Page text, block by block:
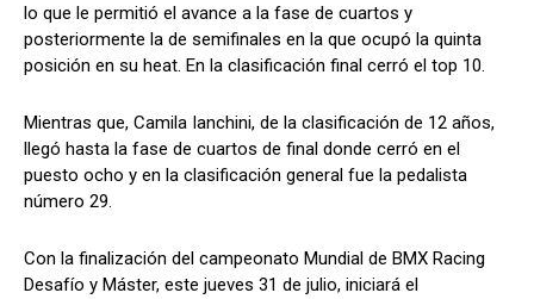
lo que le permitió el avance a la fase de cuartos y
posteriormente la de semifinales en la que ocupó la quinta
posición en su heat. En la clasificación final cerró el top 10.
Mientras que, Camila Ianchini, de la clasificación de 12 años,
llegó hasta la fase de cuartos de final donde cerró en el
puesto ocho y en la clasificación general fue la pedalista
número 29.
Con la finalización del campeonato Mundial de BMX Racing
Desafío y Máster, este jueves 31 de julio, iniciará el